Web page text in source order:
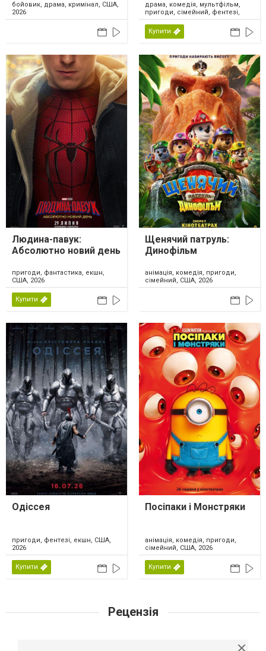
бойовик, драма, кримінал, США,
2026
драма, комедія, мультфільм,
пригоди, сімейний, фентезі,
США, 2026
Купити
Людина-павук:
Абсолютно новий день
пригоди, фантастика, екшн,
США, 2026
Купити
Щенячий патруль:
Динофільм
анімація, комедія, пригоди,
сімейний, США, 2026
Одіссея
пригоди, фентезі, екшн, США,
2026
Купити
Посіпаки і Монстряки
анімація, комедія, пригоди,
сімейний, США, 2026
Купити
Рецензія